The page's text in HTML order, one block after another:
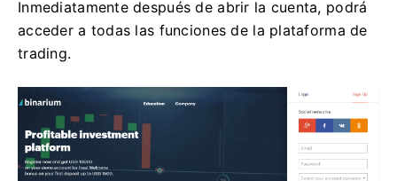
Inmediatamente después de abrir la cuenta, podrá
acceder a todas las funciones de la plataforma de
trading.